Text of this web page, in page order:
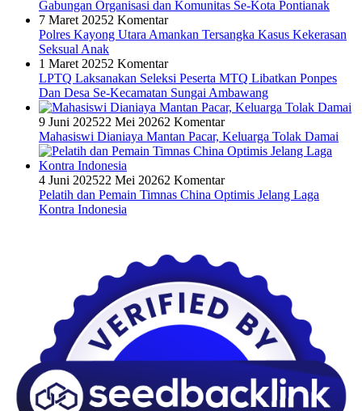
Gabungan Organisasi dan Komunitas Se-Kota Pontianak
7 Maret 20252 Komentar
Polres Kayong Utara Amankan Tersangka Kasus Kekerasan
Seksual Anak
1 Maret 20252 Komentar
LPTQ Laksanakan Seleksi Peserta MTQ Libatkan Ponpes
Dan Desa Se-Kecamatan Sungai Ambawang
9 Juni 202522 Mei 20262 Komentar
Mahasiswi Dianiaya Mantan Pacar, Keluarga Tolak Damai
4 Juni 202522 Mei 20262 Komentar
Pelatih dan Pemain Timnas China Optimis Jelang Laga
Kontra Indonesia